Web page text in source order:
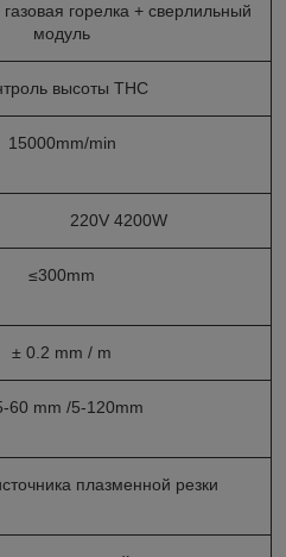
горелка + сверлильный
модуль
высоты ТНС
15000mm/min
4200W
≤300mm
± 0.2 mm / m
60 mm /5-120mm
плазменной резки